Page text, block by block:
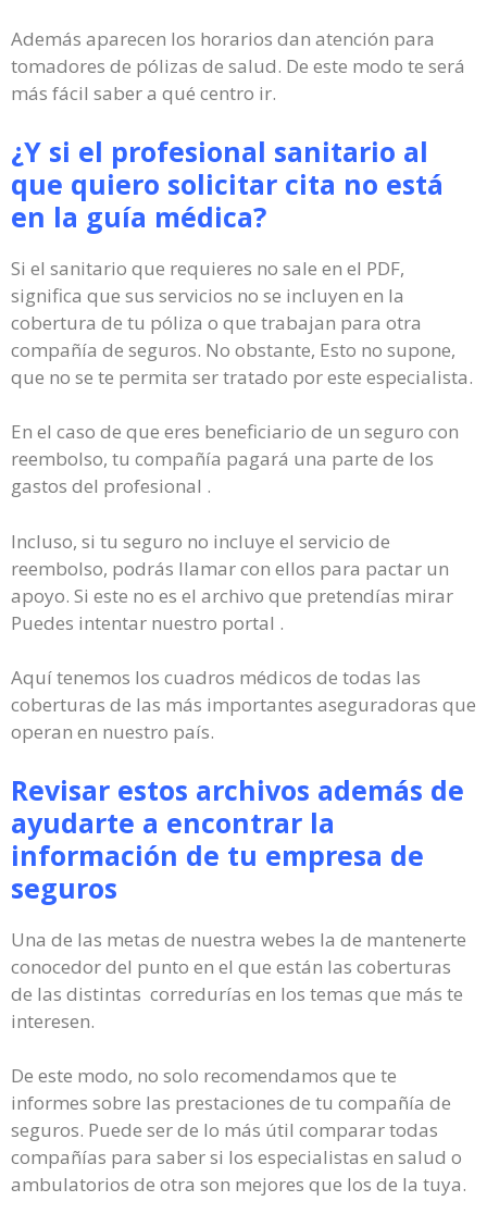
Además aparecen los horarios dan atención para
tomadores de pólizas de salud. De este modo te será
más fácil saber a qué centro ir.
¿Y si el profesional sanitario al
que quiero solicitar cita no está
en la guía médica?
Si el sanitario que requieres no sale en el PDF,
significa que sus servicios no se incluyen en la
cobertura de tu póliza o que trabajan para otra
compañía de seguros. No obstante, Esto no supone,
que no se te permita ser tratado por este especialista.
En el caso de que eres beneficiario de un seguro con
reembolso, tu compañía pagará una parte de los
gastos del profesional .
Incluso, si tu seguro no incluye el servicio de
reembolso, podrás llamar con ellos para pactar un
apoyo. Si este no es el archivo que pretendías mirar
Puedes intentar nuestro portal .
Aquí tenemos los cuadros médicos de todas las
coberturas de las más importantes aseguradoras que
operan en nuestro país.
Revisar estos archivos además de
ayudarte a encontrar la
información de tu empresa de
seguros
Una de las metas de nuestra webes la de mantenerte
conocedor del punto en el que están las coberturas
de las distintas corredurías en los temas que más te
interesen.
De este modo, no solo recomendamos que te
informes sobre las prestaciones de tu compañía de
seguros. Puede ser de lo más útil comparar todas
compañías para saber si los especialistas en salud o
ambulatorios de otra son mejores que los de la tuya.